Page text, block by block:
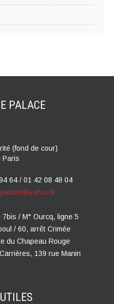
PALACE
(fond de cour)
Paris
64 / 01 42 08 48 04
7bis / M° Ourcq, ligne 5
/ 60, arrêt Crimée
du Chapeau Rouge
139 rue Manin
UTILES